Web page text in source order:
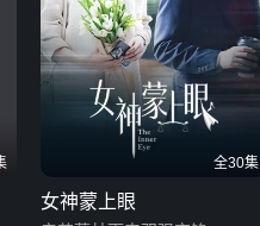
全30集
女神蒙上眼